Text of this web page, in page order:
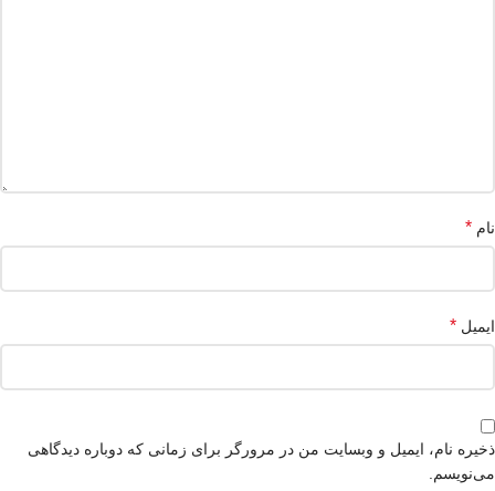
نام *
ایمیل *
ذخیره نام، ایمیل و وبسایت من در مرورگر برای زمانی که دوباره دیدگاهی
می‌نویسم.